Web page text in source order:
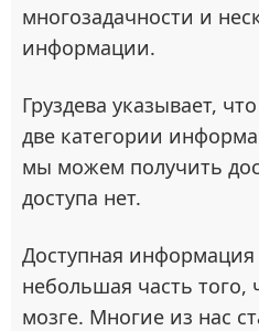
многозадачности и
информации.
Груздева указывает,
две категории
мы можем получить
доступа нет.
Доступная
небольшая часть того,
мозге. Многие из нас